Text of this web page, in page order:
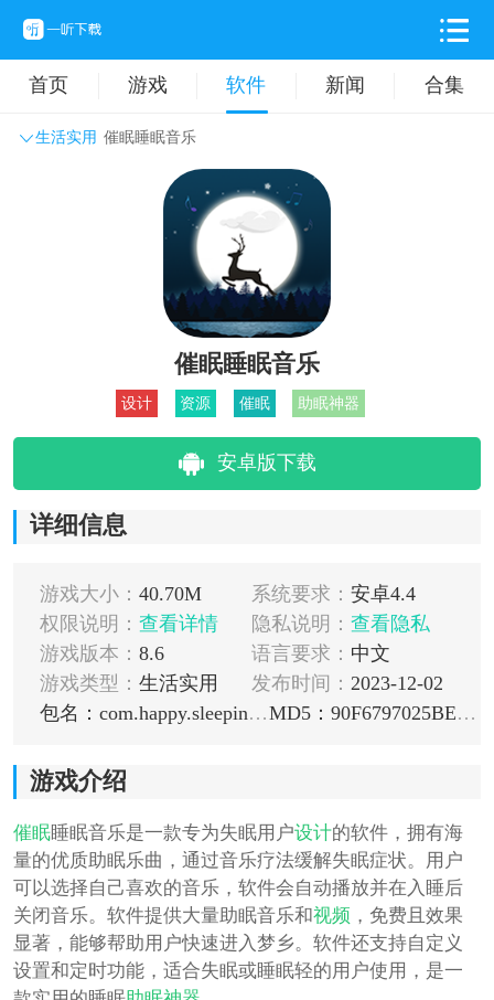
首页 游戏 软件 新闻 合集
生活实用 催眠睡眠音乐
主题壁纸 旅游出行
拍摄美化 时尚购物
催眠睡眠音乐
设计 资源 催眠 助眠神器
安卓版下载
详细信息
游戏大小： 40.70M 系统要求： 安卓4.4
权限说明： 查看详情 隐私说明： 查看隐私
游戏版本： 8.6 语言要求： 中文
游戏类型： 生活实用 发布时间： 2023-12-02
包名：com.happy.sleepingmusic
MD5：90F6797025BE7D6440CB4EBCEC304B27
游戏介绍
催眠睡眠音乐是一款专为失眠用户设计的软件，拥有海
量的优质助眠乐曲，通过音乐疗法缓解失眠症状。用户
可以选择自己喜欢的音乐，软件会自动播放并在入睡后
关闭音乐。软件提供大量助眠音乐和视频 ，免费且效果
显著，能够帮助用户快速进入梦乡。软件还支持自定义
设置和定时功能，适合失眠或睡眠轻的用户使用，是一